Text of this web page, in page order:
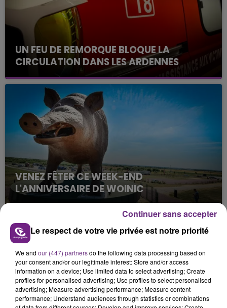
UN FEU DE REMORQUE BLOQUE LA
CIRCULATION DANS LES ARDENNES
Un feu de remorque s'est déclaré ce mercredi en
fin de matinée sur l'A34.
VENEZ FÊTER CE WEEK-END
L'ANNIVERSAIRE DE WOINIC
Ce samedi 8 août sera un grand jour :
l'anniversaire du plus gros sanglier du monde.
Une fête est donc organisée et vous êtes tous
conviés !
TITRES DIFFUSÉS
10h44
10h44 10h41
10h41
Le respect de votre vie privée est notre priorité
We and our (447) partnersdo the following data processing based on
your consent and/or our legitimate interest: Store and/or access
information on a device; Use limited data to select advertising; Create
profiles for personalised advertising; Use profiles to select personalised
advertising; Measure advertising performance; Measure content
performance; Understand audiences through statistics or combinations
Continuer sans accepter